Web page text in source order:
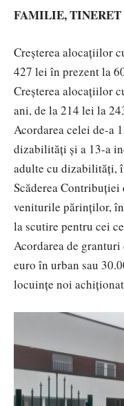
FAMILIE, TINERET
Creșterea alocațiilor
427 lei în prezent la
Creșterea alocațiilor
ani, de la 214 lei la
Acordarea celei de-a
dizabilități și a 13-a
adulte cu dizabilități,
Scăderea Contribuției
veniturile părinților,
la scutire pentru cei
Acordarea de
euro în urban sau
locuințe noi